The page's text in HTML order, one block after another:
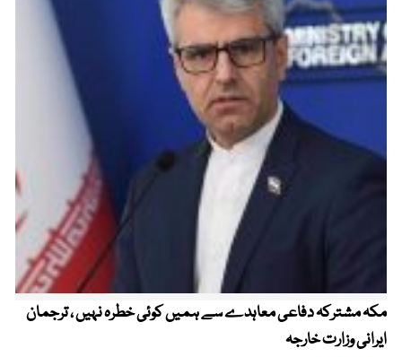
مکہ مشترکہ دفاعی معاہدے سے ہمیں کوئی خطرہ نہیں ، ترجمان
ایرانی وزارت خارجہ